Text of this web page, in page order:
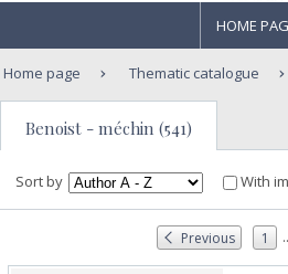
HOME
Home page Thematic catalogue
Benoist - méchin (541)
Sort by With
Previous 1